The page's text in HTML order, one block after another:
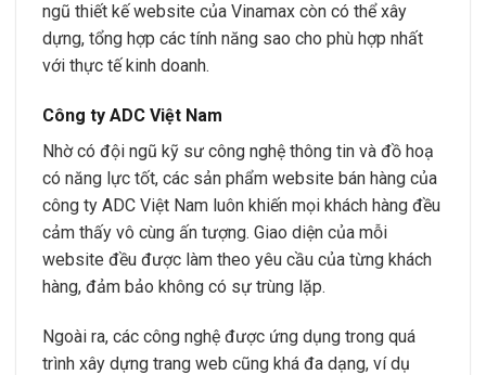
ngũ thiết kế website của Vinamax còn có thể xây
dựng, tổng hợp các tính năng sao cho phù hợp nhất
với thực tế kinh doanh.
Công ty ADC Việt Nam
Nhờ có đội ngũ kỹ sư công nghệ thông tin và đồ hoạ
có năng lực tốt, các sản phẩm website bán hàng của
công ty ADC Việt Nam luôn khiến mọi khách hàng đều
cảm thấy vô cùng ấn tượng. Giao diện của mỗi
website đều được làm theo yêu cầu của từng khách
hàng, đảm bảo không có sự trùng lặp.
Ngoài ra, các công nghệ được ứng dụng trong quá
trình xây dựng trang web cũng khá đa dạng, ví dụ